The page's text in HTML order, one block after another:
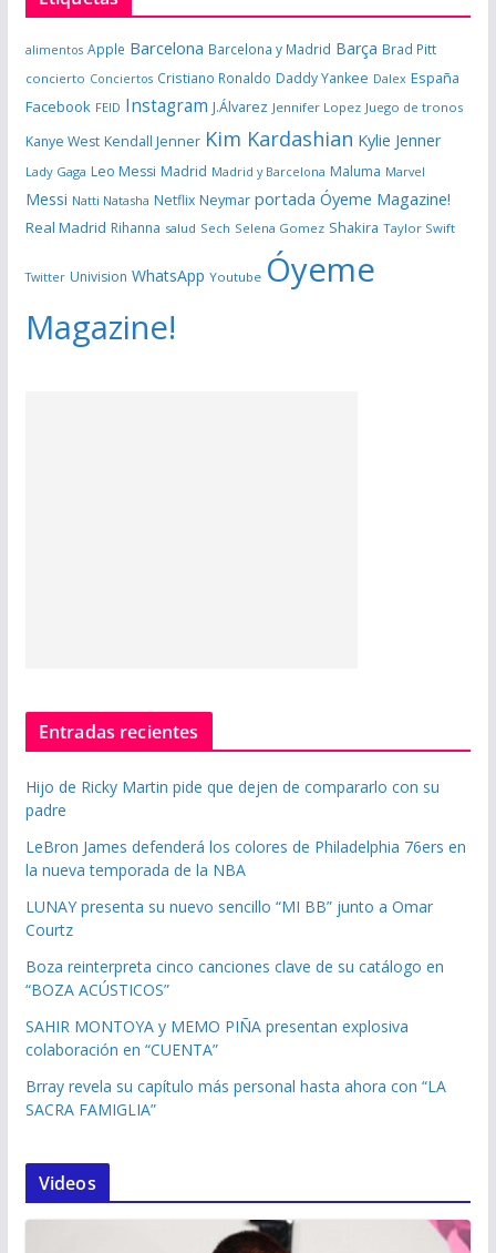
alimentos Apple Barcelona Barcelona y Madrid Barça Brad Pitt
concierto Conciertos Cristiano Ronaldo Daddy Yankee Dalex España
Facebook FEID Instagram J.Álvarez Jennifer Lopez Juego de tronos
Kanye West Kendall Jenner Kim Kardashian Kylie Jenner
Lady Gaga Leo Messi Madrid Madrid y Barcelona Maluma Marvel
Messi Natti Natasha Netflix Neymar portada Óyeme Magazine!
Real Madrid Rihanna salud Sech Selena Gomez Shakira Taylor Swift
Twitter Univision WhatsApp Youtube Óyeme
Magazine!
Entradas recientes
Hijo de Ricky Martin pide que dejen de compararlo con su
padre
LeBron James defenderá los colores de Philadelphia 76ers en
la nueva temporada de la NBA
LUNAY presenta su nuevo sencillo “MI BB” junto a Omar
Courtz
Boza reinterpreta cinco canciones clave de su catálogo en
“BOZA ACÚSTICOS”
SAHIR MONTOYA y MEMO PIÑA presentan explosiva
colaboración en “CUENTA”
Brray revela su capítulo más personal hasta ahora con “LA
SACRA FAMIGLIA”
Videos